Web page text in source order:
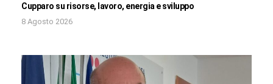
Cupparo su risorse, lavoro, energia e sviluppo
8 Agosto 2026